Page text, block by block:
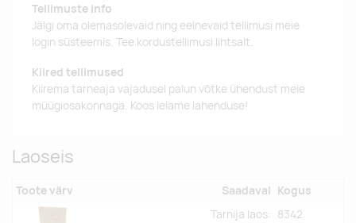
Tellimuste info
Jälgi oma olemasolevaid ning eelnevaid tellimusi meie
login süsteemis. Tee kordustellimusi lihtsalt.
Kiired tellimused
Kiirema tarneaja vajadusel palun võtke ühendust meie
müügiosakonnaga. Koos leiame lahenduse!
Laoseis
Toote värv Saadaval Kogus
Tarnija laos: 8342